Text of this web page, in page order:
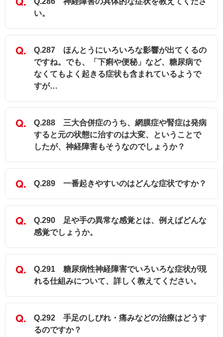
い。
Q.287 ほんとうにいろいろな影響が出てくるの
ですね。でも、「下痢や便秘」など、糖尿病で
なくてもよく起きる症状も含まれているようで
すが…
Q.288 三大合併症のうち、網膜症や腎症は発病
すると元の状態に治すのは大変、ということで
したが、神経障害もそうなのでしょうか？
Q.289 一番起きやすいのはどんな症状ですか？
Q.290 足や手の異常な感覚とは、例えばどんな
感覚でしょうか。
Q.291 糖尿病性神経障害でいろいろな症状が現
れる仕組みについて、詳しく教えてください。
Q.292 手足のしびれ・痛みなどの治療はどうす
るのですか？